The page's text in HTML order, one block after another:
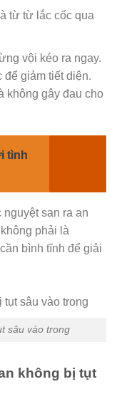
từ từ lắc cốc qua
vội kéo ra ngay.
để giảm tiết diện.
không gây đau cho
tình
san ra an
phải là
bình tĩnh để giải
sâu vào trong
không bị tụt